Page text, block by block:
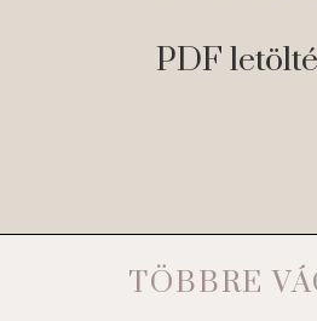
PDF
TÖBBRE